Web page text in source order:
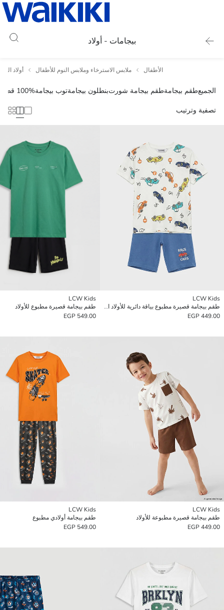
بيجامات - أولاد
الأطفال ملابس الاسترخاء وملابس النوم للأطفال أولاد
الجميعطقم بيجامةطقم بيجامة شورتبنطلون بيجامةتوب بيجامة100% قطن
تصفية وترتيب
LCW Kids
طقم بيجامة قصيرة مطبوع بياقة دائرية للأولاد الرضع
449.00 EGP
LCW Kids
طقم بيجامة قصيرة مطبوع للأولاد
549.00 EGP
LCW Kids
طقم بيجامة قصيرة مطبوعة للأولاد
449.00 EGP
LCW Kids
طقم بيجامة أولادي مطبوع
549.00 EGP